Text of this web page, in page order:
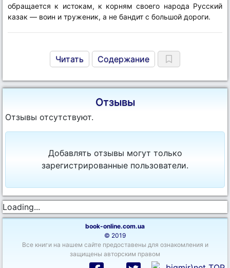
обращается к истокам, к корням своего народа Русский
казак — воин и труженик, а не бандит с большой дороги.
Читать Содержание
Отзывы
Отзывы отсутствуют.
Добавлять отзывы могут только
зарегистрированные пользователи.
Loading...
book-online.com.ua
© 2019
Все книги на нашем сайте предоставены для ознакомления и
защищены авторским правом